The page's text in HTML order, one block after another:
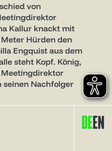
DEEN
von
Kallur knackt mit
Hürden den
Engquist aus dem
steht Kopf. König,
Meetingdirektor
Nachfolger